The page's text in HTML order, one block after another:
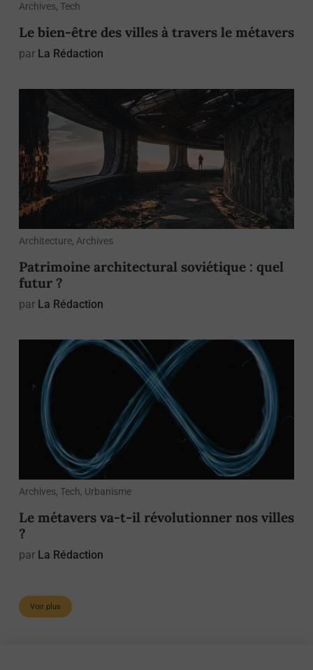
Archives, Tech
Le bien-être des villes à travers le métavers
par La Rédaction
Architecture, Archives
Patrimoine architectural soviétique : quel
futur ?
par La Rédaction
Archives, Tech, Urbanisme
Le métavers va-t-il révolutionner nos villes
?
par La Rédaction
Voir plus